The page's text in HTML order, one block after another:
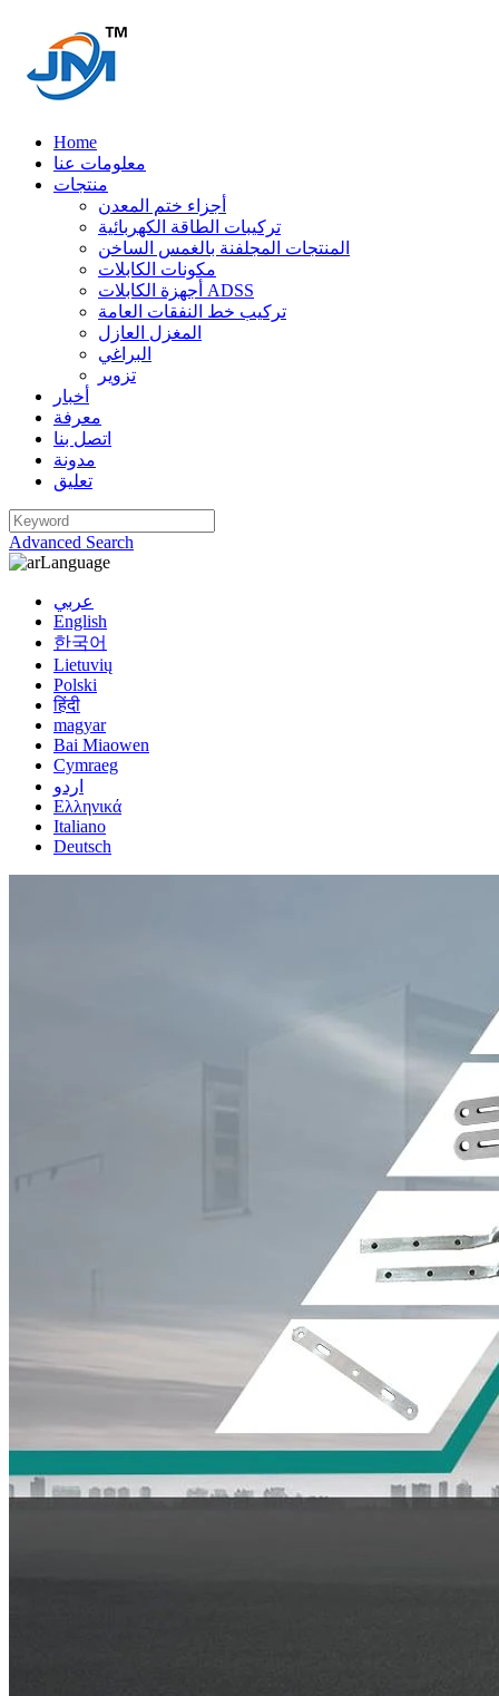
Home
معلومات عنا
منتجات
أجزاء ختم المعدن
تركيبات الطاقة الكهربائية
المنتجات المجلفنة بالغمس الساخن
مكونات الكابلات
أجهزة الكابلات ADSS
تركيب خط النفقات العامة
المغزل العازل
البراغي
تزوير
أخبار
معرفة
اتصل بنا
مدونة
تعليق
Advanced Search
Language
عربي
English
한국어
Lietuvių
Polski
हिंदी
magyar
Bai Miaowen
Cymraeg
اردو
Ελληνικά
Italiano
Deutsch